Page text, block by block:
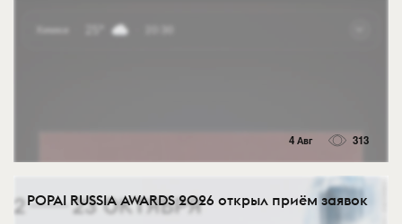
4 Авг 313
POPAI RUSSIA AWARDS 2026 открыл приём заявок